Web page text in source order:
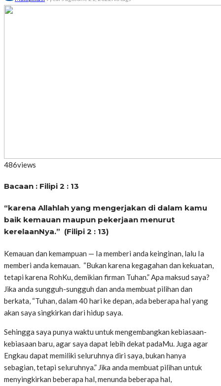
486views
Bacaan : Filipi 2 : 13
“karena Allahlah yang mengerjakan di dalam kamu
baik kemauan maupun pekerjaan menurut
kerelaanNya.” (Filipi 2 : 13)
Kemauan dan kemampuan — Ia memberi anda keinginan, lalu Ia
memberi anda kemauan. “Bukan karena kegagahan dan kekuatan,
tetapi karena RohKu, demikian firman Tuhan.” Apa maksud saya?
Jika anda sungguh-sungguh dan anda membuat pilihan dan
berkata, “Tuhan, dalam 40 hari ke depan, ada beberapa hal yang
akan saya singkirkan dari hidup saya.
Sehingga saya punya waktu untuk mengembangkan kebiasaan-
kebiasaan baru, agar saya dapat lebih dekat padaMu. Juga agar
Engkau dapat memiliki seluruhnya diri saya, bukan hanya
sebagian, tetapi seluruhnya.” Jika anda membuat pilihan untuk
menyingkirkan beberapa hal, menunda beberapa hal,